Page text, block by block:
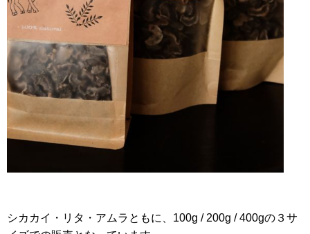
シカカイ・リタ・アムラともに、100g / 200g / 400gの３サ